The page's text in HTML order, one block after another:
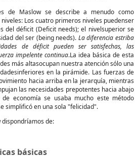
de Maslow se describe a menudo como
Los cuatro primeros niveles puedenser
del déficit (Deficit needs); el nivelsuperior se
del ser (being needs). La diferencia estriba
de déficit pueden ser satisfechas, las
impelente continua.La idea básica de esta
más altasocupan nuestra atención sólo una
en la pirámide. Las fuerzas de
hacia arriba en la jerarquía, mientras
las necesidades prepotentes hacia abajo
economía se usaba mucho este método
simplificó en una sola "felicidad".
de:
básicas